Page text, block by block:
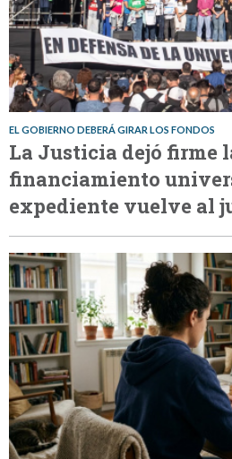
EL GOBIERNO DEBERÁ GIRAR LOS FONDOS
La Justicia dejó firme
financiamiento
expediente vuelve al